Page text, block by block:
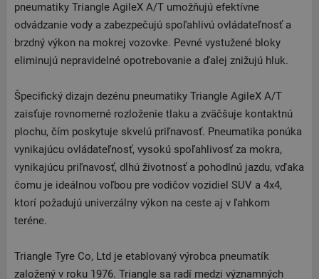
pneumatiky Triangle AgileX A/T umožňujú efektívne
odvádzanie vody a zabezpečujú spoľahlivú ovládateľnosť a
brzdný výkon na mokrej vozovke. Pevné vystužené bloky
eliminujú nepravidelné opotrebovanie a ďalej znižujú hluk.
Špecifický dizajn dezénu pneumatiky Triangle AgileX A/T
zaisťuje rovnomerné rozloženie tlaku a zväčšuje kontaktnú
plochu, čím poskytuje skvelú priľnavosť. Pneumatika ponúka
vynikajúcu ovládateľnosť, vysokú spoľahlivosť za mokra,
vynikajúcu priľnavosť, dlhú životnosť a pohodlnú jazdu, vďaka
čomu je ideálnou voľbou pre vodičov vozidiel SUV a 4x4,
ktorí požadujú univerzálny výkon na ceste aj v ľahkom
teréne.
Triangle Tyre Co, Ltd je etablovaný výrobca pneumatík
založený v roku 1976. Triangle sa radí medzi významných